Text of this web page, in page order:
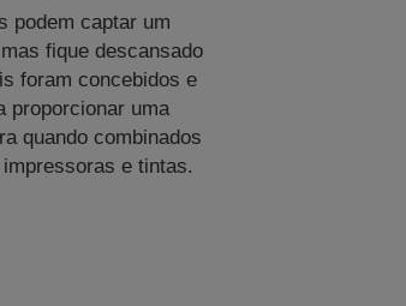
podem captar um
fique descansado
foram concebidos e
proporcionar uma
quando combinados
e tintas.